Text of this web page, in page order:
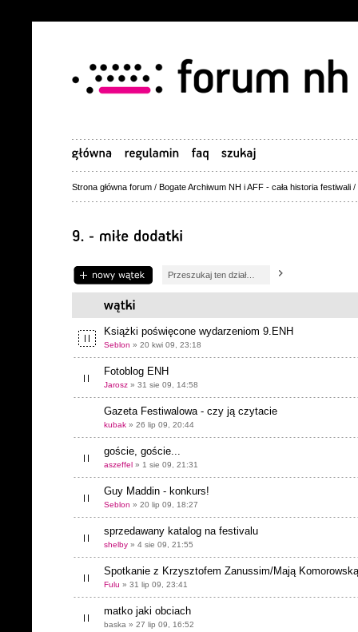
Strona główna forum / Bogate Archiwum NH i AFF - cała historia festiwali /
Napisz wątek
Książki poświęcone wydarzeniom 9.ENH
Seblon » 20 kwi 09, 23:18
Fotoblog ENH
Jarosz » 31 sie 09, 14:58
Gazeta Festiwalowa - czy ją czytacie
kubak » 26 lip 09, 20:44
goście, goście...
aszeffel » 1 sie 09, 21:31
Guy Maddin - konkurs!
Seblon » 20 lip 09, 18:27
sprzedawany katalog na festivalu
shelby » 4 sie 09, 21:55
Spotkanie z Krzysztofem Zanussim/Mają Komorowską
Fulu » 31 lip 09, 23:41
matko jaki obciach
baska » 27 lip 09, 16:52